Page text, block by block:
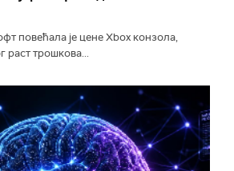
повећала је цене Xbox конзола,
раст трошкова...